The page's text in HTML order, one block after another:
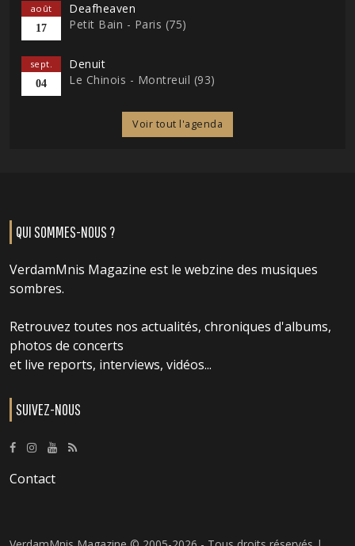
août
17
Deafheaven
Petit Bain - Paris (75)
sept.
04
Denuit
Le Chinois - Montreuil (93)
Voir tout l'agenda
QUI SOMMES-NOUS ?
VerdamMnis Magazine est le webzine des musiques
sombres.
Retrouvez toutes nos actualités, chroniques d'albums,
photos de concerts
et live reports, interviews, vidéos...
SUIVEZ-NOUS
Contact